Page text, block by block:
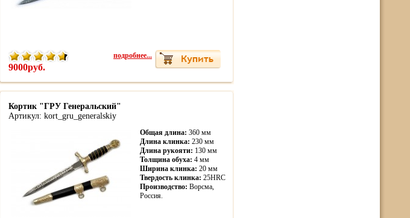
9000руб.
подробнее...
Кортик "ГРУ Генеральский"
Артикул: kort_gru_generalskiy
Общая длина: 360 мм
Длина клинка: 230 мм
Длина рукояти: 130 мм
Толщина обуха: 4 мм
Ширина клинка: 20 мм
Твердость клинка: 25HRC
Производство: Ворсма,
Россия.